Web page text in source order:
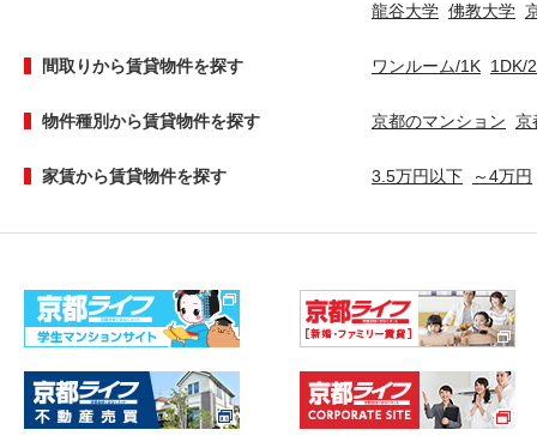
龍谷大学 佛教大学
間取りから賃貸物件を探す ワンルーム/1K 1DK/
物件種別から賃貸物件を探す 京都のマンション 京
家賃から賃貸物件を探す 3.5万円以下 ～4万円